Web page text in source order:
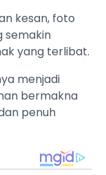
kesan, foto
semakin
yang terlibat.
menjadi
bermakna
penuh